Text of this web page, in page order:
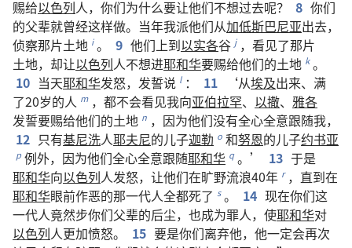
赐给以色列人， 你们为什么要让他们不想过去呢？ 8 你们
的父辈就曾经这样做。 当年我派他们从加低斯巴尼亚出去，
侦察那片土地 i 。 9 他们上到以实各谷 j ， 看见了那片
土地， 却让以色列人不想进耶和华要赐给他们的土地 k 。
10 当天耶和华发怒， 发誓说 l ： 11 ‘从埃及出来、 满
了20岁的人 m ， 都不会看见我向亚伯拉罕、 以撒、 雅各
发誓要赐给他们的土地 n ， 因为他们没有全心全意跟随我，
12 只有基尼洗人耶夫尼的儿子迦勒 o 和努恩的儿子约书亚
p 例外， 因为他们全心全意跟随耶和华 q 。’ 13 于是
耶和华向以色列人发怒， 让他们在旷野流浪40年 r ， 直到在
耶和华眼前作恶的那一代人全都死了 s 。 14 现在你们这
一代人竟然步你们父辈的后尘， 也成为罪人， 使耶和华对
以色列人更加愤怒。 15 要是你们离弃他， 他一定会再次